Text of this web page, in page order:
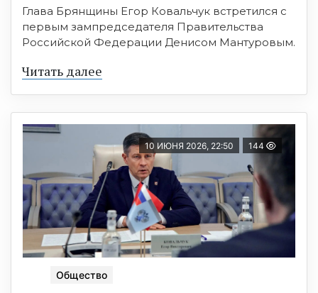
Глава Брянщины Егор Ковальчук встретился с
первым зампредседателя Правительства
Российской Федерации Денисом Мантуровым.
Читать далее
10 ИЮНЯ 2026, 22:50 144
Общество